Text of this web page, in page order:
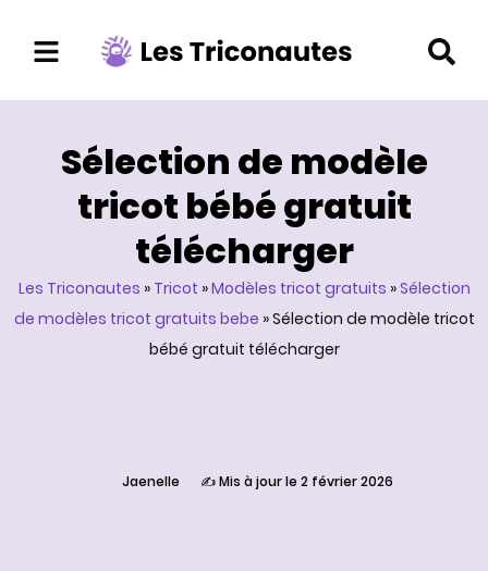
Aller
au
Sélection de modèle
tricot bébé gratuit
télécharger
Les Triconautes » Tricot »Modèles tricot gratuits »Sélection
de modèles tricot gratuits bebe »Sélection de modèle tricot
bébé gratuit télécharger
Jaenelle ✍️ Mis à jour le 2 février 2026